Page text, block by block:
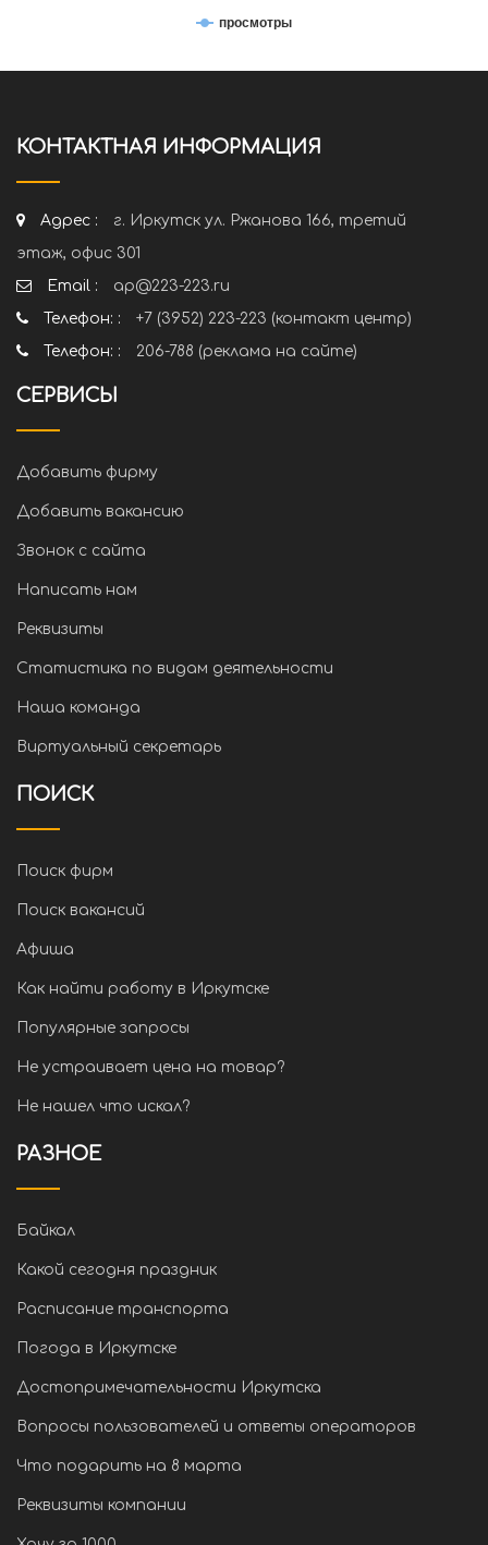
просмотры
КОНТАКТНАЯ ИНФОРМАЦИЯ
Адрес :
г. Иркутск ул. Ржанова 166, третий
этаж, офис 301
Email :
ap@223-223.ru
Телефон: :
+7 (3952) 223-223 (контакт центр)
Телефон: :
206-788 (реклама на сайте)
СЕРВИСЫ
Добавить фирму
Добавить вакансию
Звонок с сайта
Написать нам
Реквизиты
Статистика по видам деятельности
Наша команда
Виртуальный секретарь
ПОИСК
Поиск фирм
Поиск вакансий
Афиша
Как найти работу в Иркутске
Популярные запросы
Не устраивает цена на товар?
Не нашел что искал?
РАЗНОЕ
Байкал
Какой сегодня праздник
Расписание транспорта
Погода в Иркутске
Достопримечательности Иркутска
Вопросы пользователей и ответы операторов
Что подарить на 8 марта
Реквизиты компании